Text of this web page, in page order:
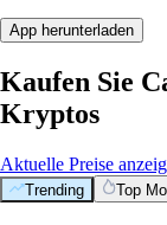
App herunterladen
Kaufen Sie
Kryptos
Aktuelle Preise
Trending Top